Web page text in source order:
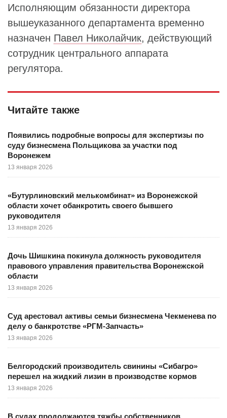
Исполняющим обязанности директора
вышеуказанного департамента временно
назначен Павел Николайчик, действующий
сотрудник центрального аппарата
регулятора.
Читайте также
Появились подробные вопросы для экспертизы по
суду бизнесмена Польщикова за участки под
Воронежем
13 января 2026
«Бутурлиновский мелькомбинат» из Воронежской
области хочет обанкротить своего бывшего
руководителя
13 января 2026
Дочь Шишкина покинула должность руководителя
правового управления правительства Воронежской
области
13 января 2026
Суд арестовал активы семьи бизнесмена Чекменева по
делу о банкротстве «РГМ-Запчасть»
13 января 2026
Белгородский производитель свинины «Сибагро»
перешел на жидкий лизин в производстве кормов
13 января 2026
В судах продолжаются тяжбы собственников,